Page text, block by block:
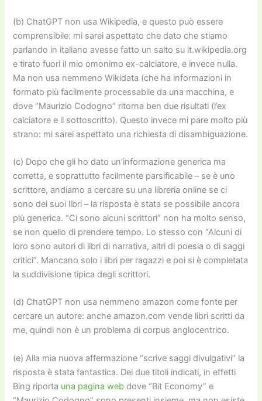
(b) ChatGPT non usa Wikipedia, e questo può essere
comprensibile: mi sarei aspettato che dato che stiamo
parlando in italiano avesse fatto un salto su it.wikipedia.org
e tirato fuori il mio omonimo ex-calciatore, e invece nulla.
Ma non usa nemmeno Wikidata (che ha informazioni in
formato più facilmente processabile da una macchina, e
dove “Maurizio Codogno” ritorna ben due risultati (l’ex
calciatore e il sottoscritto). Questo invece mi pare molto più
strano: mi sarei aspettato una richiesta di disambiguazione.
(c) Dopo che gli ho dato un’informazione generica ma
corretta, e soprattutto facilmente parsificabile – se è uno
scrittore, andiamo a cercare su una libreria online se ci
sono dei suoi libri – la risposta è stata se possibile ancora
più generica. “Ci sono alcuni scrittori” non ha molto senso,
se non quello di prendere tempo. Lo stesso con “Alcuni di
loro sono autori di libri di narrativa, altri di poesia o di saggi
critici”. Mancano solo i libri per ragazzi e poi si è completata
la suddivisione tipica degli scrittori.
(d) ChatGPT non usa nemmeno amazon come fonte per
cercare un autore: anche amazon.com vende libri scritti da
me, quindi non è un problema di corpus anglocentrico.
(e) Alla mia nuova affermazione “scrive saggi divulgativi” la
risposta è stata fantastica. Dei due titoli indicati, in effetti
Bing riporta una pagina web dove “Bit Economy” e